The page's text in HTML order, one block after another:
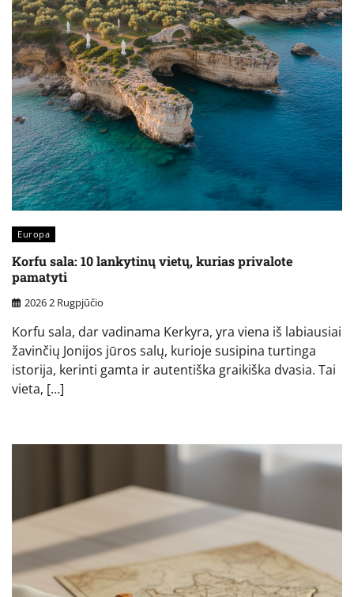
Europa
Korfu sala: 10 lankytinų vietų, kurias privalote
pamatyti
2026 2 Rugpjūčio
Korfu sala, dar vadinama Kerkyra, yra viena iš labiausiai
žavinčių Jonijos jūros salų, kurioje susipina turtinga
istorija, kerinti gamta ir autentiška graikiška dvasia. Tai
vieta, […]